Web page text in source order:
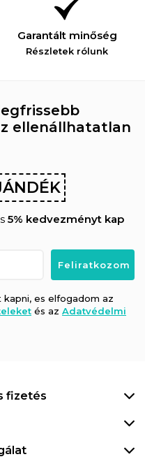
Garantált minőség
Részletek rólunk
ellenállhatatlan
5% kedvezményt kap
es elfogadom az
és az Adatvédelmi
fizetés